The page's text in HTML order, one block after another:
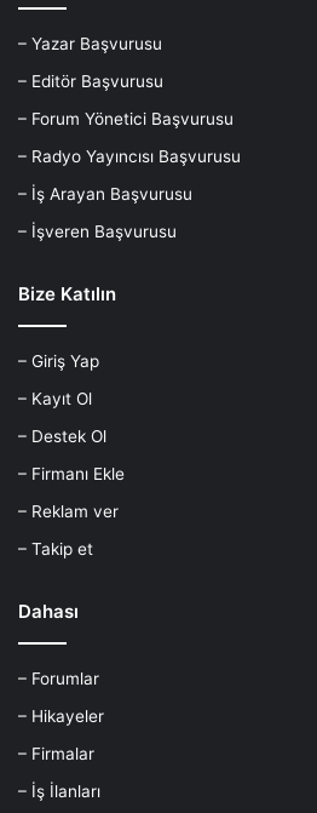
– Yazar Başvurusu
– Editör Başvurusu
– Forum Yönetici Başvurusu
– Radyo Yayıncısı Başvurusu
– İş Arayan Başvurusu
– İşveren Başvurusu
Bize Katılın
– Giriş Yap
– Kayıt Ol
– Destek Ol
– Firmanı Ekle
– Reklam ver
– Takip et
Dahası
– Forumlar
– Hikayeler
– Firmalar
– İş İlanları